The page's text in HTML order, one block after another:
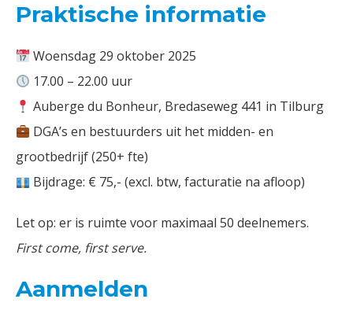
Praktische informatie
Woensdag 29 oktober 2025
17.00 – 22.00 uur
Auberge du Bonheur, Bredaseweg 441 in Tilburg
DGA’s en bestuurders uit het midden- en
grootbedrijf (250+ fte)
Bijdrage: € 75,- (excl. btw, facturatie na afloop)
Let op: er is ruimte voor maximaal 50 deelnemers.
First come, first serve.
Aanmelden